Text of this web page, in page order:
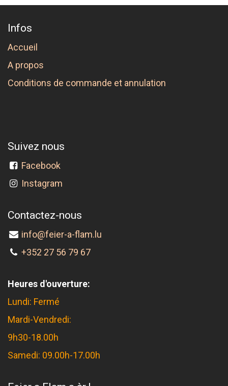
Infos
Accueil
A propos
Conditions de commande et annulation
Suivez nous
Facebook
Instagram
Contactez-nous
info@feier-a-flam.lu
+352 27 56 79 67
Heures d'ouverture:
Lundi: Fermé
Mardi-Vendredi:
9h30-18.00h
Samedi: 09.00h-17.00h